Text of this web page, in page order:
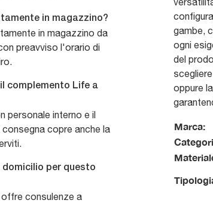
in magazzino?
in magazzino da
preavviso l'orario di
complemento Life a
personale interno e il
copre anche la
domicilio per questo
consulenze a
gambe,
ogni
del
oppure
Marca: